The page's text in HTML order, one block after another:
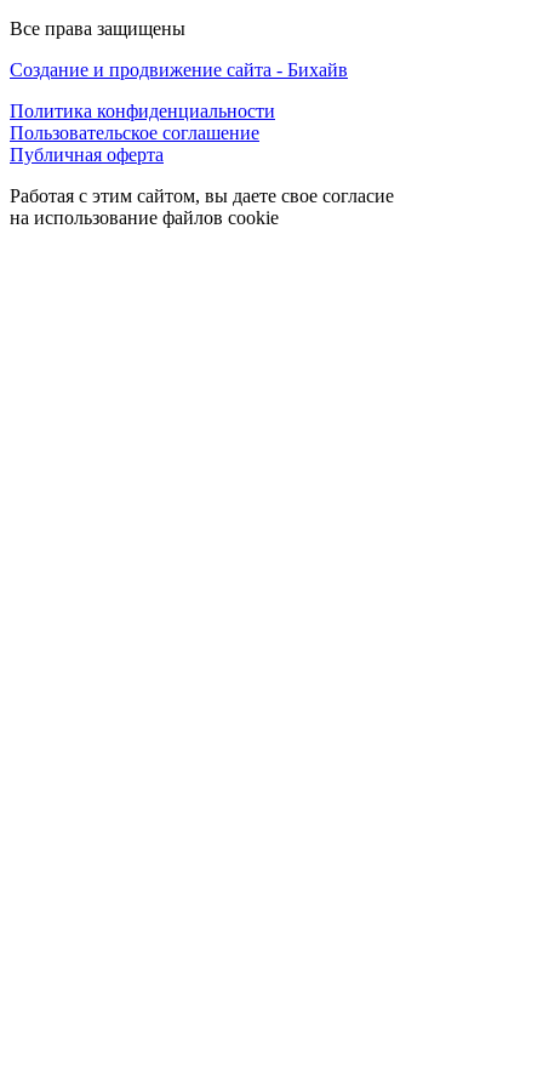
Все права защищены
Создание и продвижение сайта - Бихайв
Политика конфиденциальности
Пользовательское соглашение
Публичная оферта
Работая с этим сайтом, вы даете свое согласие
на использование файлов cookie